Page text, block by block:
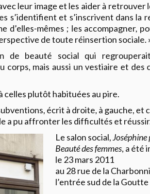
leur image et les aider à retrouver
s’identifient et s’inscrivent dans la
d’elles-mêmes ; les accompagner,
de toute réinsertion sociale.
de beauté social qui
corps, mais aussi un vestiaire et des
celles plutôt habituées au pire.
écrit à droite, à gauche, et
a pu affronter les difficultés et
Le salon social,Joséphine
Beauté des femmes, a été
le 23 mars 2011
au 28 rue de la
l’entrée sud de la Goutte